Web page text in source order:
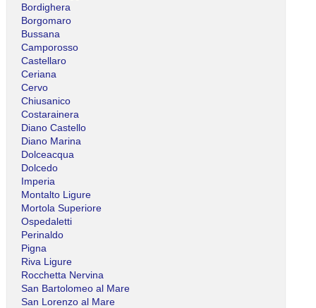
Bordighera
Borgomaro
Bussana
Camporosso
Castellaro
Ceriana
Cervo
Chiusanico
Costarainera
Diano Castello
Diano Marina
Dolceacqua
Dolcedo
Imperia
Montalto Ligure
Mortola Superiore
Ospedaletti
Perinaldo
Pigna
Riva Ligure
Rocchetta Nervina
San Bartolomeo al Mare
San Lorenzo al Mare